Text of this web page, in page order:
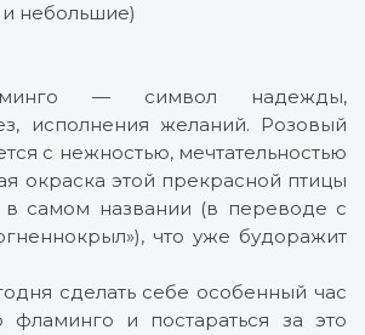
и небольшие)
— символ надежды,
исполнения желаний. Розовый
с нежностью, мечтательностью
окраска этой прекрасной птицы
самом названии (в переводе с
что уже будоражит
сделать себе особенный час
фламинго и постараться за это